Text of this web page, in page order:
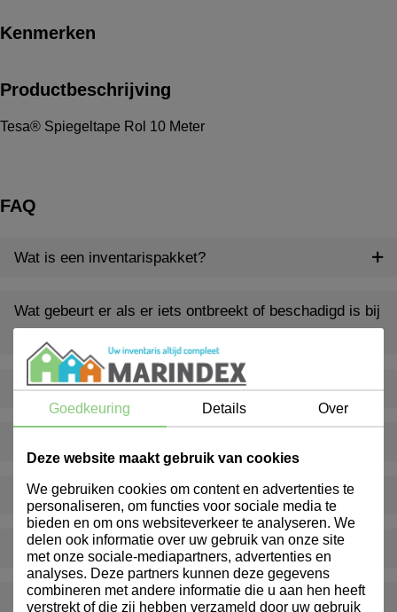
Kenmerken
Productbeschrijving
Tesa® Spiegeltape Rol 10 Meter
FAQ
Wat is een inventarispakket?
Wat gebeurt er als er iets ontbreekt of beschadigd is bij
Levert Marindex ook buiten Nederland?
Hoe kan ik klant worden bij Marindex?
Bieden jullie ook gepersonaliseerde producten aan?
Hoe snel worden bestellingen geleverd?
Goedkeuring Details Over
Deze website maakt gebruik van cookies
We gebruiken cookies om content en advertenties te
personaliseren, om functies voor sociale media te
bieden en om ons websiteverkeer te analyseren. We
delen ook informatie over uw gebruik van onze site
met onze sociale-mediapartners, advertenties en
analyses. Deze partners kunnen deze gegevens
combineren met andere informatie die u aan hen heeft
verstrekt of die zij hebben verzameld door uw gebruik